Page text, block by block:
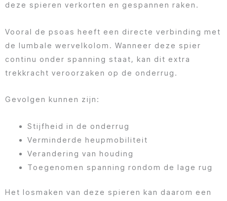
deze spieren verkorten en gespannen raken.
Vooral de psoas heeft een directe verbinding met
de lumbale wervelkolom. Wanneer deze spier
continu onder spanning staat, kan dit extra
trekkracht veroorzaken op de onderrug.
Gevolgen kunnen zijn:
Stijfheid in de onderrug
Verminderde heupmobiliteit
Verandering van houding
Toegenomen spanning rondom de lage rug
Het losmaken van deze spieren kan daarom een